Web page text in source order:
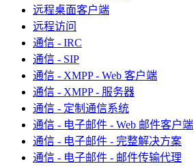
远程桌面客户端
远程访问
通信 - IRC
通信 - SIP
通信 - XMPP - Web 客户端
通信 - XMPP - 服务器
通信 - 定制通信系统
通信 - 电子邮件 - Web 邮件客户端
通信 - 电子邮件 - 完整解决方案
通信 - 电子邮件 - 邮件传输代理